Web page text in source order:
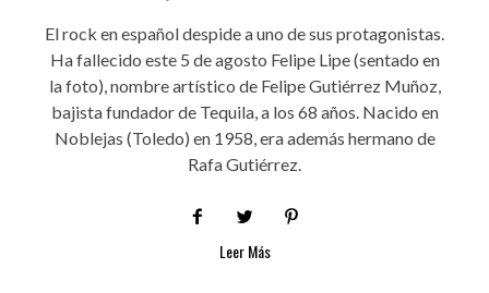
El rock en español despide a uno de sus protagonistas.
Ha fallecido este 5 de agosto Felipe Lipe (sentado en
la foto), nombre artístico de Felipe Gutiérrez Muñoz,
bajista fundador de Tequila, a los 68 años. Nacido en
Noblejas (Toledo) en 1958, era además hermano de
Rafa Gutiérrez.
Leer Más